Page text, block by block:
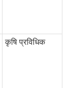
कृषि प्रविधिक